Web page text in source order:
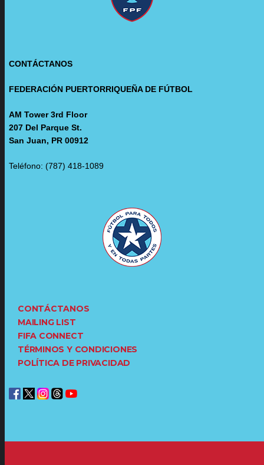
CONTÁCTANOS
FEDERACIÓN PUERTORRIQUEÑA DE FÚTBOL
AM Tower 3rd Floor
207 Del Parque St.
San Juan, PR 00912
Teléfono: (787) 418-1089
CONTÁCTANOS
MAILING LIST
FIFA CONNECT
TÉRMINOS Y CONDICIONES
POLÍTICA DE PRIVACIDAD